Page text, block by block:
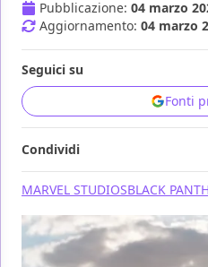
Pubblicazione: 04 marzo
Aggiornamento: 04 marzo
Seguici su
Fonti
Condividi
MARVEL STUDIOSBLACK